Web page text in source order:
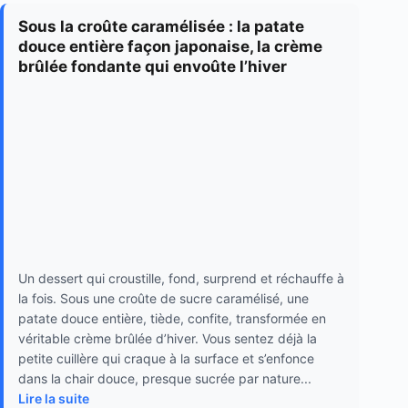
Sous la croûte caramélisée : la patate
douce entière façon japonaise, la crème
brûlée fondante qui envoûte l’hiver
Un dessert qui croustille, fond, surprend et réchauffe à
la fois. Sous une croûte de sucre caramélisé, une
patate douce entière, tiède, confite, transformée en
véritable crème brûlée d’hiver. Vous sentez déjà la
petite cuillère qui craque à la surface et s’enfonce
dans la chair douce, presque sucrée par nature...
Lire la suite